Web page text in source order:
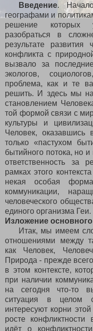
Введение.
географами и
решение которых
разобраться в
результате развития
конфликта с
вызвало за
экологов,
проблема, как и те
решить. И здесь мы
становлением
той формой связи с
культуры и
Человек, оказавшись
только «пастухом
бытийного потока, но
ответственность за
рамках этого
некая особая
коммуникации,
человеческого
единого организма Геи.
Изложение
Итак, мы имеем
отношениями между
как Человек,
Природа - прежде
в этом контексте,
при наличии
на сегодня что-то
ситуация в целом
интересуют корни
росте конфликтности
идёт о